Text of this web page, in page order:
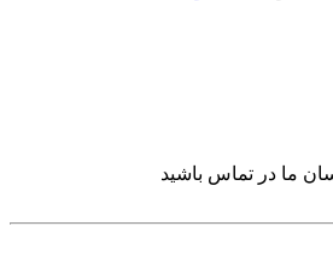
ما در تماس باشید